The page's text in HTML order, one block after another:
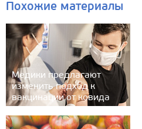
Похожие материалы
Медики предлагают
изменить подход к
вакцинации от ковида